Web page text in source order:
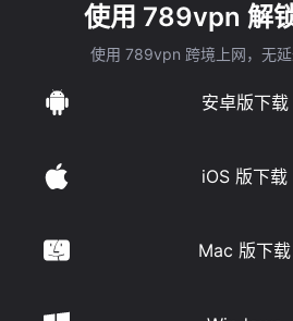
使用 789vpn 解
使用 789vpn 跨境上网，无延
安卓版下载
iOS 版下载
Mac 版下载